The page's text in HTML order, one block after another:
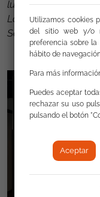
lucha contra la
La Fundación
Secretaría Técnica
Utilizamos cookies
del sitio web y/o
preferencia sobre
hábito de
Para más
Puedes aceptar
rechazar su uso
pulsando el botón
Aceptar